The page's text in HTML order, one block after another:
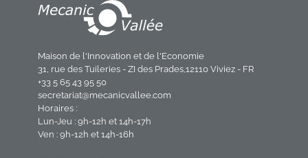
Maison de l'Innovation et de l'Economie
31, rue des Tuileries - ZI des Prades,12110 Viviez - FR
+33 5 65 43 95 50
secretariat@mecanicvallee.com
Horaires :
Lun-Jeu : 9h-12h et 14h-17h
Ven : 9h-12h et 14h-16h